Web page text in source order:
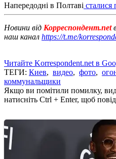
Напередодні в Полтаві сталися
Новини від Корреспондент.net
наш канал https://t.me/
Читайте Korrespondent.net в
ТЕГИ: Киев, видео, фото,
коммунальщики
Якщо ви помітили помилку,
натисніть Ctrl + Enter, щоб